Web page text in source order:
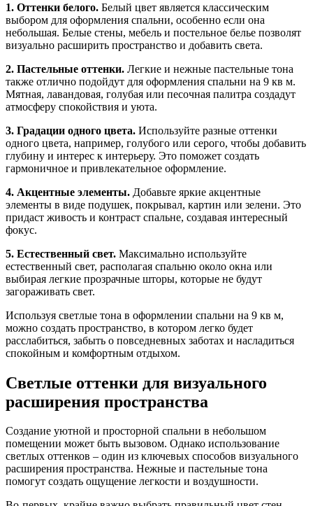
1. Оттенки белого. Белый цвет является классическим
выбором для оформления спальни, особенно если она
небольшая. Белые стены, мебель и постельное белье позволят
визуально расширить пространство и добавить света.
2. Пастельные оттенки. Легкие и нежные пастельные тона
также отлично подойдут для оформления спальни на 9 кв м.
Мятная, лавандовая, голубая или песочная палитра создадут
атмосферу спокойствия и уюта.
3. Градации одного цвета. Используйте разные оттенки
одного цвета, например, голубого или серого, чтобы добавить
глубину и интерес к интерьеру. Это поможет создать
гармоничное и привлекательное оформление.
4. Акцентные элементы. Добавьте яркие акцентные
элементы в виде подушек, покрывал, картин или зелени. Это
придаст живость и контраст спальне, создавая интересный
фокус.
5. Естественный свет. Максимально используйте
естественный свет, располагая спальню около окна или
выбирая легкие прозрачные шторы, которые не будут
загораживать свет.
Используя светлые тона в оформлении спальни на 9 кв м,
можно создать пространство, в котором легко будет
расслабиться, забыть о повседневных заботах и насладиться
спокойным и комфортным отдыхом.
Светлые оттенки для визуального
расширения пространства
Создание уютной и просторной спальни в небольшом
помещении может быть вызовом. Однако использование
светлых оттенков – один из ключевых способов визуального
расширения пространства. Нежные и пастельные тона
помогут создать ощущение легкости и воздушности.